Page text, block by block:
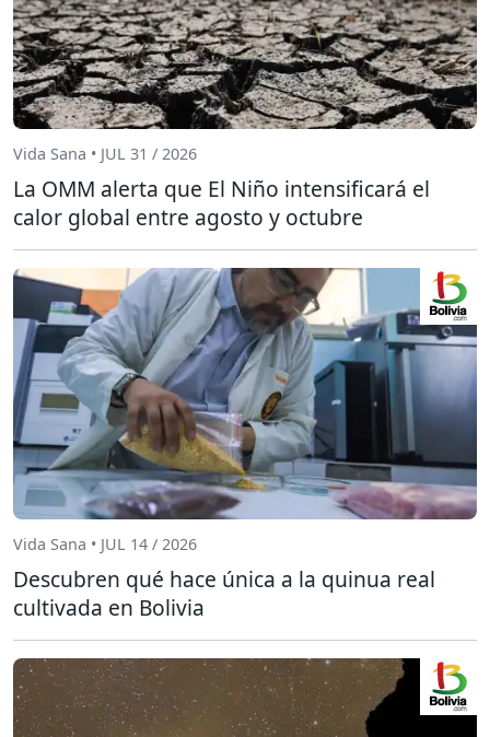
Vida Sana • JUL 31 / 2026
La OMM alerta que El Niño intensificará el
calor global entre agosto y octubre
Vida Sana • JUL 14 / 2026
Descubren qué hace única a la quinua real
cultivada en Bolivia